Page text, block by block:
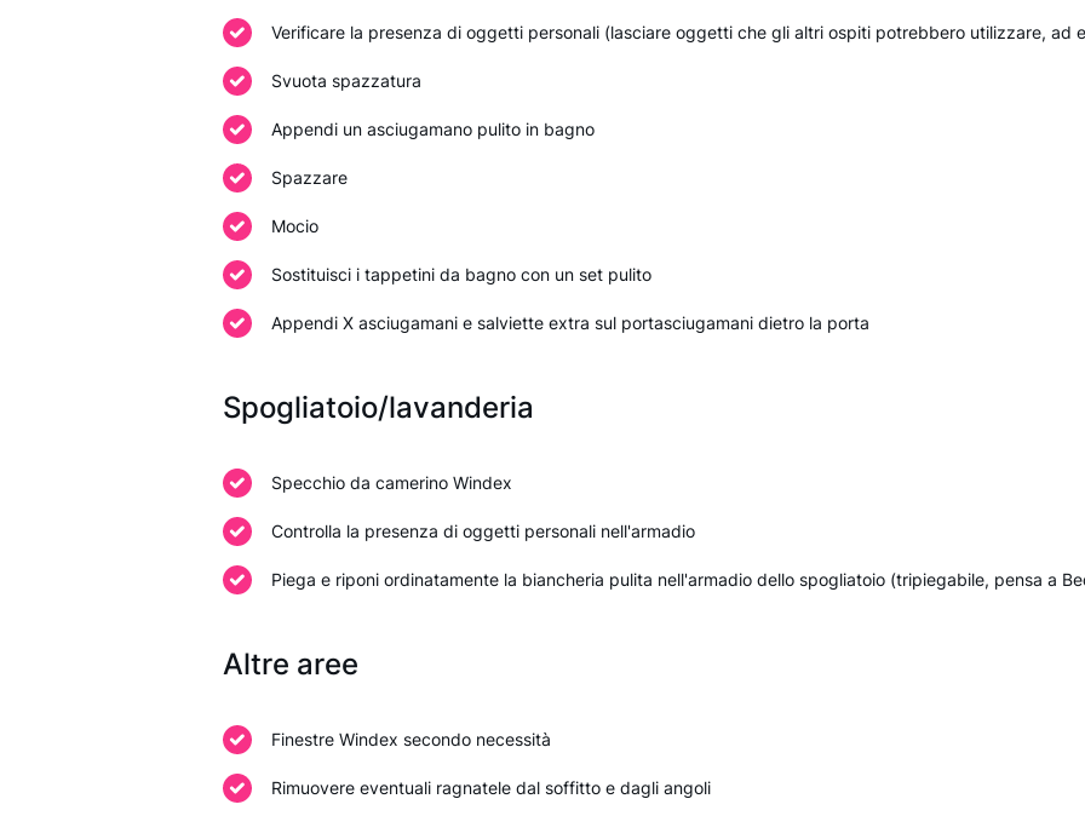
Verificare la presenza di oggetti personali (lasciare oggetti che gli altri ospiti potrebbero utilizzare, ad
Svuota spazzatura
Appendi un asciugamano pulito in bagno
Spazzare
Mocio
Sostituisci i tappetini da bagno con un set pulito
Appendi X asciugamani e salviette extra sul portasciugamani dietro la porta
Spogliatoio/lavanderia
Specchio da camerino Windex
Controlla la presenza di oggetti personali nell'armadio
Piega e riponi ordinatamente la biancheria pulita nell'armadio dello spogliatoio (tripiegabile, pensa a
Altre aree
Finestre Windex secondo necessità
Rimuovere eventuali ragnatele dal soffitto e dagli angoli